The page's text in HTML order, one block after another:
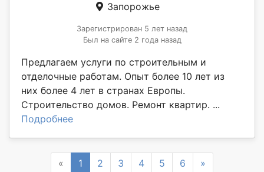
Запорожье
Зарегистрирован 5 лет назад
Был на сайте 2 года назад
Предлагаем услуги по строительным и
отделочные работам. Опыт более 10 лет из
них более 4 лет в странах Европы.
Строительство домов. Ремонт квартир. ...
Подробнее
« Previous
1 2 3 4 5 6 »